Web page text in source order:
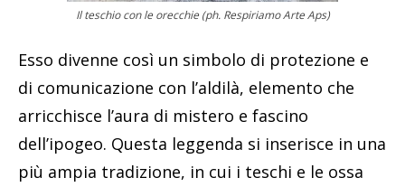
Il teschio con le orecchie (ph. Respiriamo Arte Aps)
Esso divenne così un simbolo di protezione e
di comunicazione con l’aldilà, elemento che
arricchisce l’aura di mistero e fascino
dell’ipogeo. Questa leggenda si inserisce in una
più ampia tradizione, in cui i teschi e le ossa